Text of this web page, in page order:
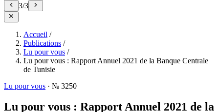
3/3
Accueil /
Publications /
Lu pour vous /
Lu pour vous : Rapport Annuel 2021 de la Banque Centrale
de Tunisie
Lu pour vous · № 3250
Lu pour vous : Rapport Annuel 2021 de la